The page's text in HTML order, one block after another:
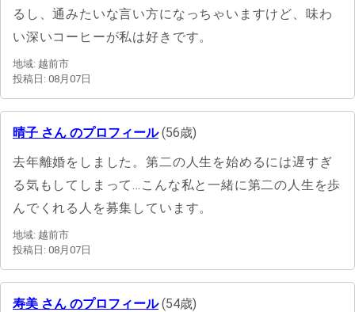
るし、通みたいな言い方になっちゃいますけど、味わ
い深いコーヒーが私は好きです。
地域: 越前市
投稿日: 08月07日
晴子 さん のプロフィール(56歳)
去年離婚をしました。第二の人生を始めるには遅すぎ
る気もしてしまって…こんな私と一緒に第二の人生を歩
んでくれる人を募集しています。
地域: 越前市
投稿日: 08月07日
寿美 さん のプロフィール(54歳)